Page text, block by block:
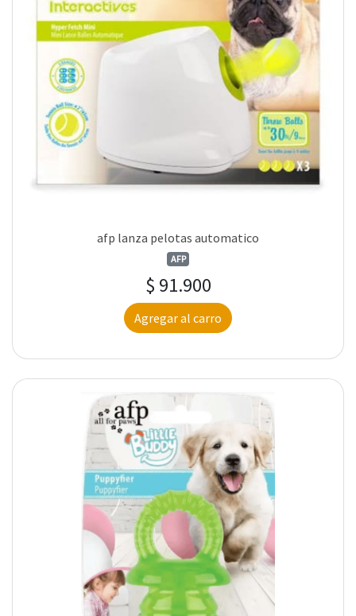
afp lanza pelotas automatico
AFP
$ 91.900
Agregar al carro